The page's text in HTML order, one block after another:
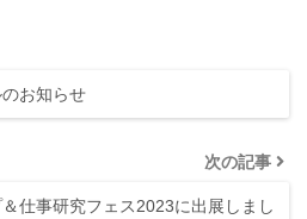
お知らせ
次の記事
仕事研究フェス2023に出展しまし